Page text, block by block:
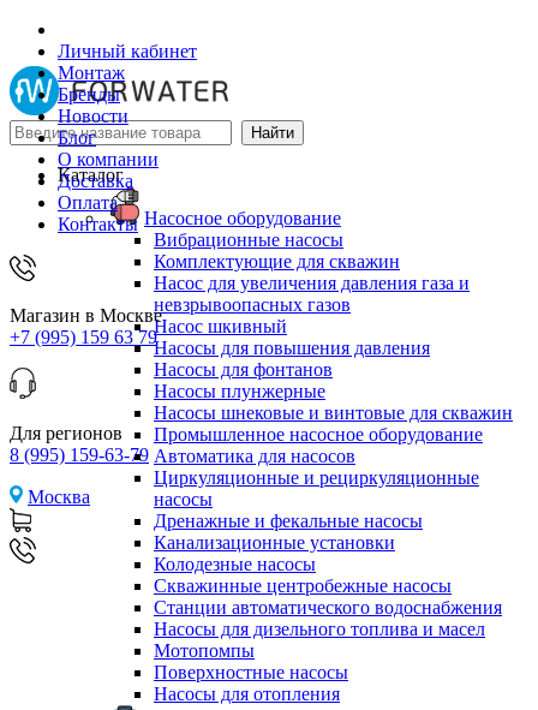
Личный кабинет
Монтаж
Бренды
Новости
Блог
О компании
Доставка
Оплата
Контакты
Магазин в Москве
+7 (995) 159 63 79
Для регионов
8 (995) 159-63-79
Москва
Каталог
Насосное оборудование
Вибрационные насосы
Комплектующие для скважин
Насос для увеличения давления газа и
невзрывоопасных газов
Насос шкивный
Насосы для повышения давления
Насосы для фонтанов
Насосы плунжерные
Насосы шнековые и винтовые для скважин
Промышленное насосное оборудование
Автоматика для насосов
Циркуляционные и рециркуляционные
насосы
Дренажные и фекальные насосы
Канализационные установки
Колодезные насосы
Скважинные центробежные насосы
Станции автоматического водоснабжения
Насосы для дизельного топлива и масел
Мотопомпы
Поверхностные насосы
Насосы для отопления